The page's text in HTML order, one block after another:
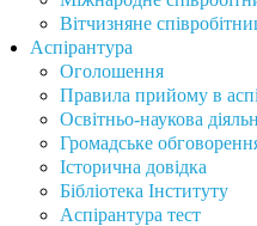
Вітчизняне
Аспірантура
Оголошення
Правила прийому в
Освітньо-наукова
Громадське
Історична довідка
Бібліотека Інституту
Аспірантура тест